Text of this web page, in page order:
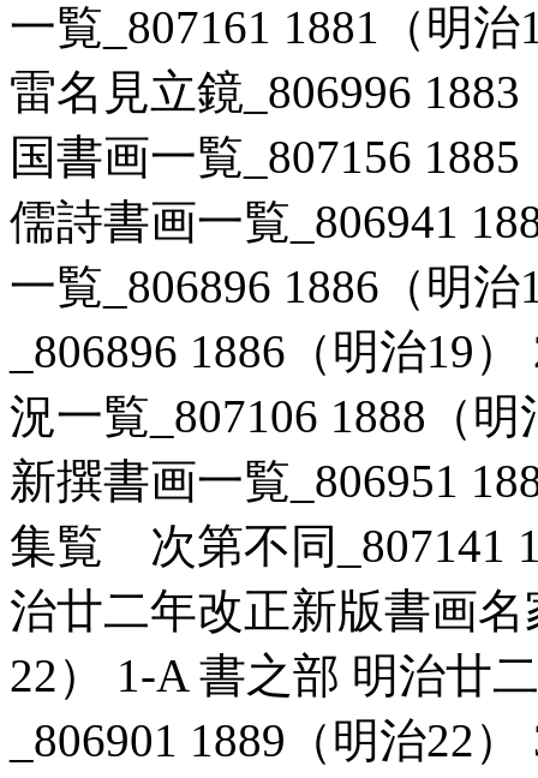
一覧_807161 1881（明
雷名見立鏡_806996
国書画一覧_807156
儒詩書画一覧_806941
一覧_806896 1886（明
_806896 1886（明治19
況一覧_807106 1888（
新撰書画一覧_806951
集覧 次第不同_807141
治廿二年改正新版書画名
22） 1-A 書之部 明治廿
_806901 1889（明治22